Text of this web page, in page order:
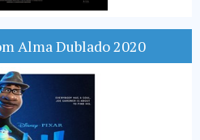
Alma Dublado 2020